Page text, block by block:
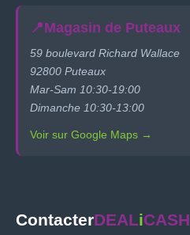
📍Magasin de Puteaux
59 boulevard Richard Wallace
92800 Puteaux
Mar-Sam 10:30-19:00
Dimanche 10:30-13:00
Voir sur Google Maps →
ContacterDEALiCASH